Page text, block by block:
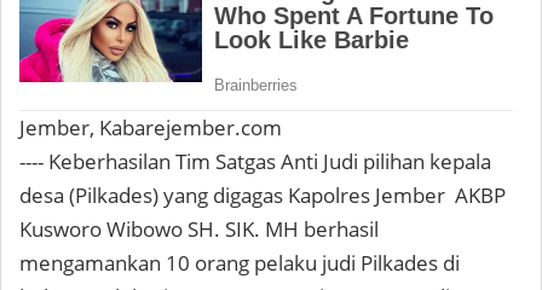
Jember, Kabarejember.com
---- Keberhasilan Tim Satgas Anti Judi pilihan kepala
desa (Pilkades) yang digagas Kapolres Jember AKBP
Kusworo Wibowo SH. SIK. MH berhasil
mengamankan 10 orang pelaku judi Pilkades di